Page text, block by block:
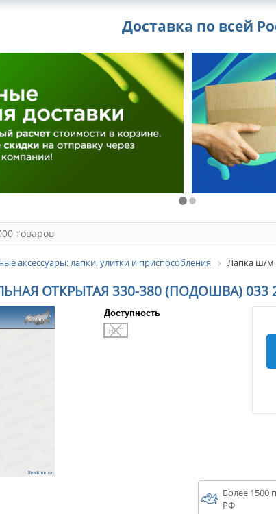
Доставка по всей
аксессуары: лапки, улитки и приспособления Лапка ш/м
ОТКРЫТАЯ 330-380 (ПОДОШВА) 033
Доступность
НЕТ
Более 1500
РФ